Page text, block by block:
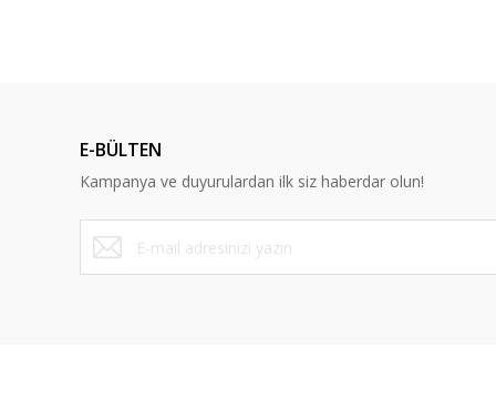
Ürün bilgilerinde hatalar bulunuyor.
Ürün fiyatı diğer sitelerden daha pahalı.
Bu ürüne benzer farklı alternatifler olmalı.
E-BÜLTEN
Kampanya ve duyurulardan ilk siz haberdar olun!